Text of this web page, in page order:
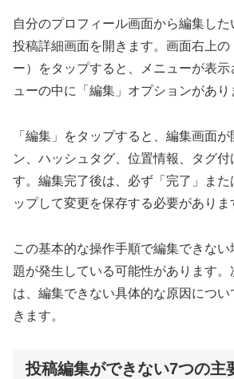
自分のプロフィール画面から編集した
投稿詳細画面を開きます。画面右上
ー）をタップすると、メニューが表
ューの中に「編集」オプションがあり
「編集」をタップすると、編集画面
ン、ハッシュタグ、位置情報、タグ付
す。編集完了後は、必ず「完了」ま
ップして変更を保存する必要がありま
この基本的な操作手順で編集できな
題が発生している可能性があります
は、編集できない具体的な原因につ
きます。
投稿編集ができない7つの主